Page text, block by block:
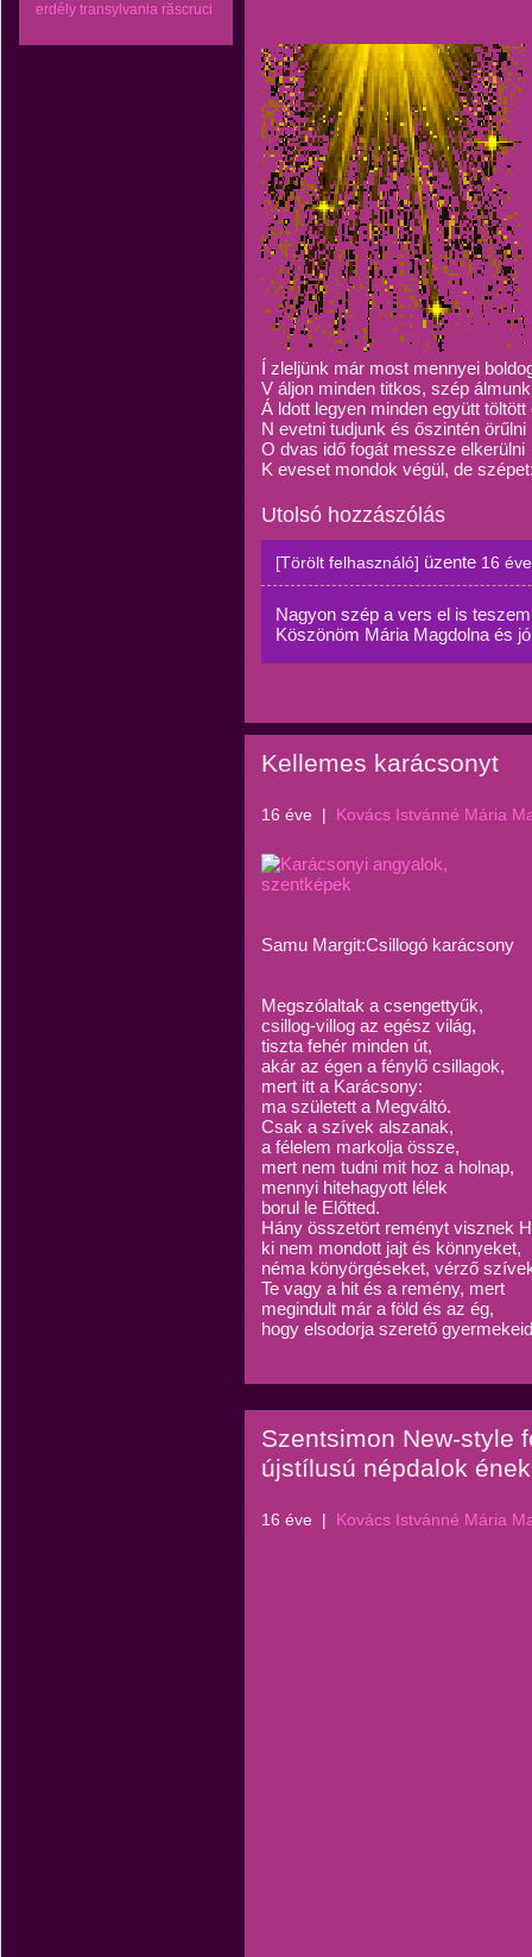
erdély transylvania răscruci
Í zleljünk már most mennyei
V áljon minden titkos, szép
Á ldott legyen minden együtt töltött
N evetni tudjunk és őszintén örűlni
O dvas idő fogát messze elkerülni
K eveset mondok végül, de
Utolsó hozzászólás
[Törölt felhasználó] üzente 16 éve
Nagyon szép a vers el is
Köszönöm Mária Magdolna és
Kellemes karácsonyt
16 éve | Kovács Istvánné Mária
Samu Margit:Csillogó karácsony
Megszólaltak a csengettyűk,
csillog-villog az egész világ,
tiszta fehér minden út,
akár az égen a fénylő csillagok,
mert itt a Karácsony:
ma született a Megváltó.
Csak a szívek alszanak,
a félelem markolja össze,
mert nem tudni mit hoz a holnap,
mennyi hitehagyott lélek
borul le Előtted.
Hány összetört reményt visznek
ki nem mondott jajt és könnyeket,
néma könyörgéseket, vérző
Te vagy a hit és a remény, mert
megindult már a föld és az ég,
hogy elsodorja szerető
Szentsimon New-style
újstílusú népdalok ének
16 éve | Kovács Istvánné Mária